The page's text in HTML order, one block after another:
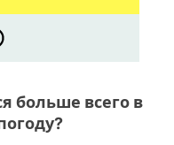
больше всего в